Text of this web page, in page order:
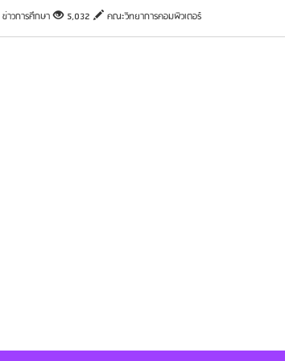
ข่าวการศึกษา 5,032 คณะวิทยาการคอมพิวเตอร์